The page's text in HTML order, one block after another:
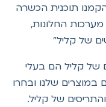
תוכנית הכשרה
החלונות,
של קליל"
קליל הם בעלי
שלנו ובחרו
של קליל.